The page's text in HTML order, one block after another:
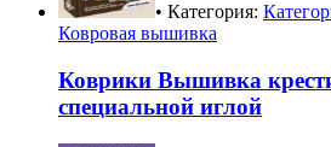
• Категория:
Ковровая вышивка
Коврики Вышивка
специальной иглой